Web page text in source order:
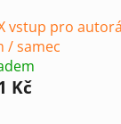
vstup pro
/ samec
Kč